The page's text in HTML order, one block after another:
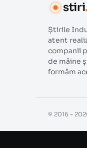
stiri
Știrile
atent
companii
de mâine
formăm
© 2016 -